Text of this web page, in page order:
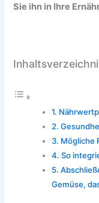
Sie ihn in Ihre
Mögliche
So
Gemüse,